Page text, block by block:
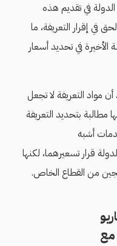
في تقديم هذه
في إقرار التعريفة، ما
الأخيرة في تحديد أسعار
مواد التعريفة لا تجعل
مطالبة بتحديد التعريفة
أشبه
قرار تسعيرهما، لكنها
من القطاع الخاص.
مع